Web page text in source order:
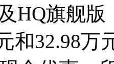
HQ旗舰版
和32.98